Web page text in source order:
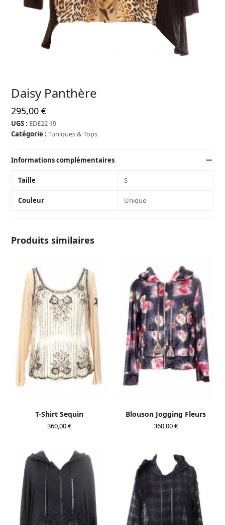
Daisy Panthère
295,00€
UGS : EDE22 19
Catégorie : Tuniques & Tops
Informations complémentaires
Taille S
Couleur Unique
Produits similaires
T-Shirt Sequin
360,00€
Blouson Jogging Fleurs
360,00€